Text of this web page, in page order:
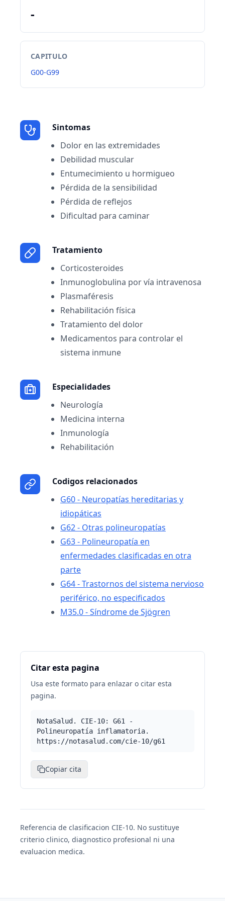
-
CAPITULO
G00-G99
Sintomas
Dolor en las extremidades
Debilidad muscular
Entumecimiento u hormigueo
Pérdida de la sensibilidad
Pérdida de reflejos
Dificultad para caminar
Tratamiento
Corticosteroides
Inmunoglobulina por vía intravenosa
Plasmaféresis
Rehabilitación física
Tratamiento del dolor
Medicamentos para controlar el
sistema inmune
Especialidades
Neurología
Medicina interna
Inmunología
Rehabilitación
Codigos relacionados
G60 - Neuropatías hereditarias y
idiopáticas
G62 - Otras polineuropatías
G63 - Polineuropatía en
enfermedades clasificadas en otra
parte
G64 - Trastornos del sistema nervioso
periférico, no especificados
M35.0 - Síndrome de Sjögren
Citar esta pagina
Usa este formato para enlazar o citar esta
pagina.
NotaSalud. CIE-10: G61 -
Polineuropatía inflamatoria.
https://notasalud.com/cie-10/g61
Copiar cita
Referencia de clasificacion CIE-10. No sustituye
criterio clinico, diagnostico profesional ni una
evaluacion medica.